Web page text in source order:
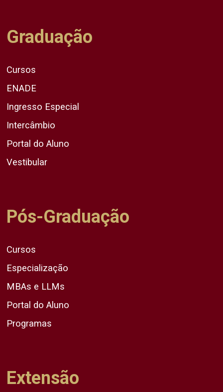
Graduação
Cursos
ENADE
Ingresso Especial
Intercâmbio
Portal do Aluno
Vestibular
Pós-Graduação
Cursos
Especialização
MBAs e LLMs
Portal do Aluno
Programas
Extensão